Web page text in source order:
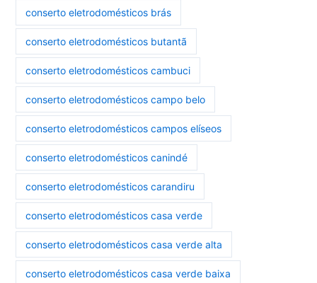
conserto eletrodomésticos brás
conserto eletrodomésticos butantã
conserto eletrodomésticos cambuci
conserto eletrodomésticos campo belo
conserto eletrodomésticos campos elíseos
conserto eletrodomésticos canindé
conserto eletrodomésticos carandiru
conserto eletrodomésticos casa verde
conserto eletrodomésticos casa verde alta
conserto eletrodomésticos casa verde baixa